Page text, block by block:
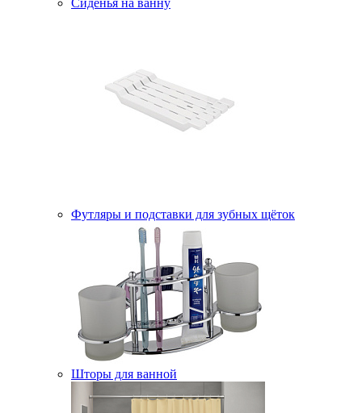
Футляры и подставки для зубных щёток
Шторы для ванной